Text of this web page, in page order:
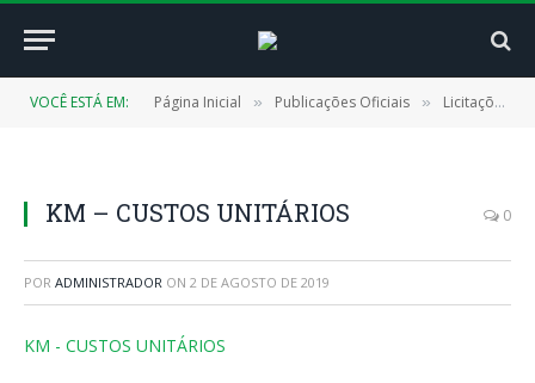
VOCÊ ESTÁ EM: Página Inicial » Publicações Oficiais » Licitações
KM – CUSTOS UNITÁRIOS 0
POR ADMINISTRADOR ON 2 DE AGOSTO DE 2019
KM - CUSTOS UNITÁRIOS